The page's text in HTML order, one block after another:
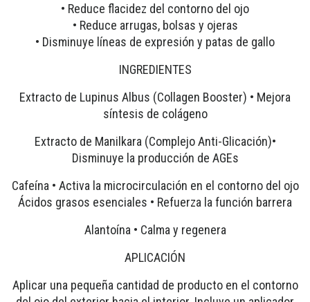
• Reduce flacidez del contorno del ojo
• Reduce arrugas, bolsas y ojeras
• Disminuye líneas de expresión y patas de gallo
INGREDIENTES
Extracto de Lupinus Albus (Collagen Booster) • Mejora
síntesis de colágeno
Extracto de Manilkara (Complejo Anti-Glicación)•
Disminuye la producción de AGEs
Cafeína • Activa la microcirculación en el contorno del ojo
Ácidos grasos esenciales • Refuerza la función barrera
Alantoína • Calma y regenera
APLICACIÓN
Aplicar una pequeña cantidad de producto en el contorno